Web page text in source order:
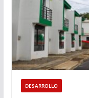
DESARROLLO